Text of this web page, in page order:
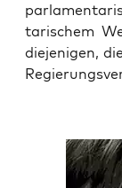
ta­ri­schem
die­je­ni­gen,